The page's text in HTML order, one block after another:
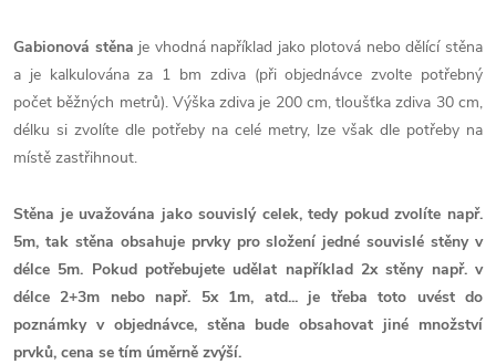
Gabionová stěna je vhodná například jako plotová nebo dělící stěna
a je kalkulována za 1 bm zdiva (při objednávce zvolte potřebný
počet běžných metrů). Výška zdiva je 200 cm, tloušťka zdiva 30 cm,
délku si zvolíte dle potřeby na celé metry, lze však dle potřeby na
místě zastřihnout.
Stěna je uvažována jako souvislý celek, tedy pokud zvolíte např.
5m, tak stěna obsahuje prvky pro složení jedné souvislé stěny v
délce 5m. Pokud potřebujete udělat například 2x stěny např. v
délce 2+3m nebo např. 5x 1m, atd... je třeba toto uvést do
poznámky v objednávce, stěna bude obsahovat jiné množství
prvků, cena se tím úměrně zvýší.